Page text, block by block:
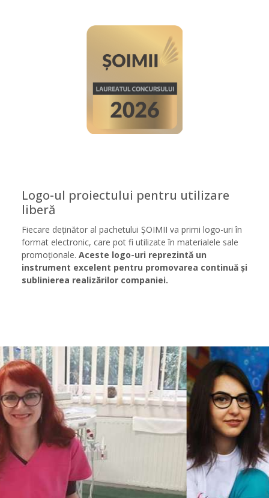
Logo-ul proiectului pentru utilizare
liberă
Fiecare deținător al pachetului ȘOIMII va primi logo-uri în
format electronic, care pot fi utilizate în materialele sale
promoționale. Aceste logo-uri reprezintă un
instrument excelent pentru promovarea continuă și
sublinierea realizărilor companiei.